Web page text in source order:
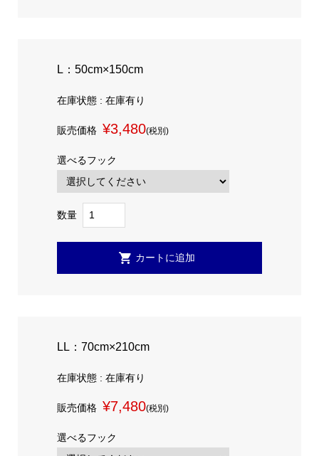
L：50cm×150cm
在庫状態 : 在庫有り
販売価格 ¥3,480(税別)
選べるフック
数量
LL：70cm×210cm
在庫状態 : 在庫有り
販売価格 ¥7,480(税別)
選べるフック